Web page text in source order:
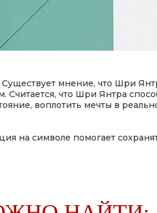
Существует мнение, что Шри
Считается, что Шри Янтра
воплотить мечты в
на символе помогает